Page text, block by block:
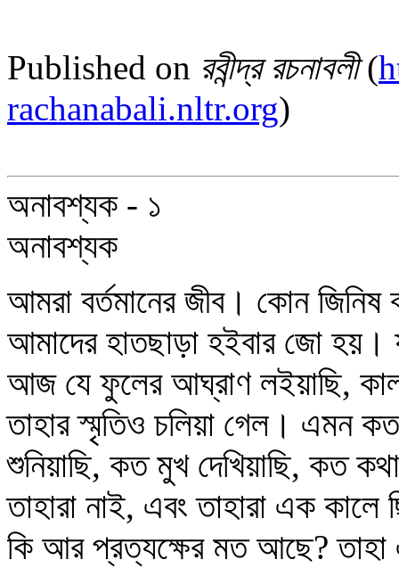
Published on রবীন্দ্র রচনাবলী(
rachanabali.nltr.org)
অনাবশ্যক - ১
অনাবশ্যক
আমরা বর্তমানের জীব। কোন জিনিষ
আমাদের হাতছাড়া হইবার জো হয়।
আজ যে ফুলের আঘ্রাণ লইয়াছি,
তাহার স্মৃতিও চলিয়া গেল। এমন
শুনিয়াছি, কত মুখ দেখিয়াছি, কত
তাহারা নাই, এবং তাহারা এক
কি আর প্রত্যক্ষের মত আছে? তাহা